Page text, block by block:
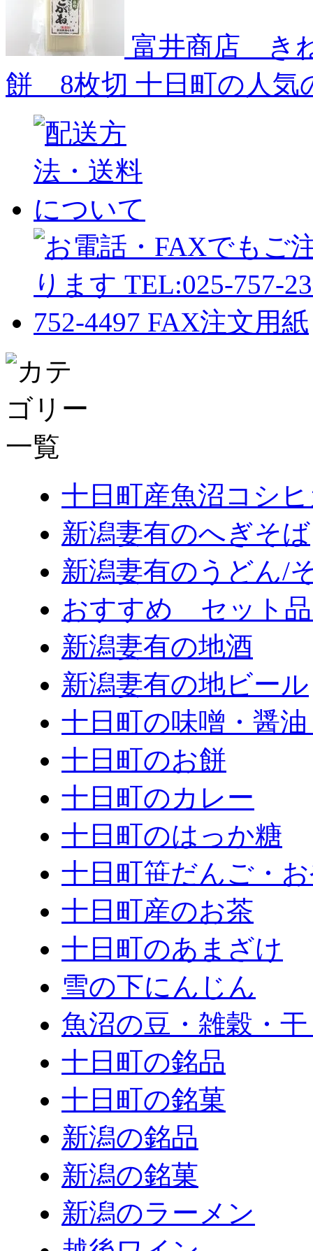
富井商店 き
餅 8枚切 十日町の人気
十日町産魚沼コシ
新潟妻有のへぎそば
新潟妻有のうどん/
おすすめ セット
新潟妻有の地酒
新潟妻有の地ビール
十日町の味噌・醤
十日町のお餅
十日町のカレー
十日町のはっか糖
十日町笹だんご・
十日町産のお茶
十日町のあまざけ
雪の下にんじん
魚沼の豆・雑穀・
十日町の銘品
十日町の銘菓
新潟の銘品
新潟の銘菓
新潟のラーメン